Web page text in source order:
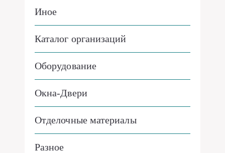
Иное
Каталог организаций
Оборудование
Окна-Двери
Отделочные материалы
Разное